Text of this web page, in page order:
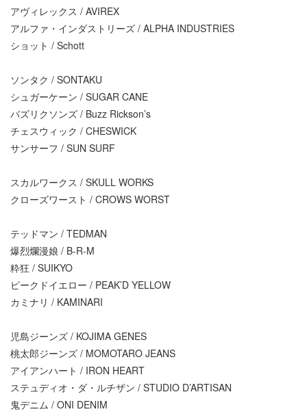
アヴィレックス / AVIREX
アルファ・インダストリーズ / ALPHA INDUSTRIES
ショット / Schott
ソンタク / SONTAKU
シュガーケーン / SUGAR CANE
バズリクソンズ / Buzz Rickson’s
チェスウィック / CHESWICK
サンサーフ / SUN SURF
スカルワークス / SKULL WORKS
クローズワースト / CROWS WORST
テッドマン / TEDMAN
爆烈爛漫娘 / B-R-M
粋狂 / SUIKYO
ピークドイエロー / PEAK’D YELLOW
カミナリ / KAMINARI
児島ジーンズ / KOJIMA GENES
桃太郎ジーンズ / MOMOTARO JEANS
アイアンハート / IRON HEART
ステュディオ・ダ・ルチザン / STUDIO D’ARTISAN
鬼デニム / ONI DENIM